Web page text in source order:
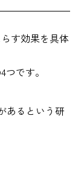
す効果を具体
です。
あるという研